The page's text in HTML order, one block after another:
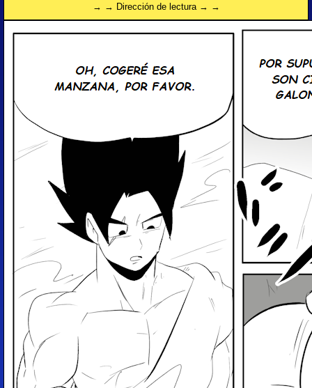
→ → Dirección de lectura → →